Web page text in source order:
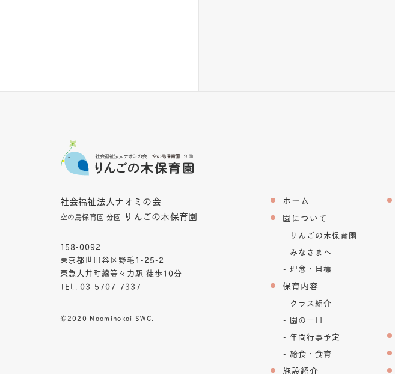
社会福祉法人ナオミの会
空の鳥保育園 分園 りんごの木保育園
158-0092
東京都世田谷区野毛1-25-2
東急大井町線等々力駅 徒歩10分
TEL. 03-5707-7337
©︎2020 Naominokai SWC.
ホーム
園について
りんごの木保育園
みなさまへ
理念・目標
保育内容
クラス紹介
園の一日
年間行事予定
給食・食育
施設紹介